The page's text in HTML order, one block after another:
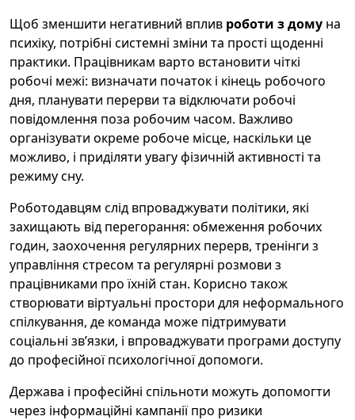
Щоб зменшити негативний вплив роботи з дому на
психіку, потрібні системні зміни та прості щоденні
практики. Працівникам варто встановити чіткі
робочі межі: визначати початок і кінець робочого
дня, планувати перерви та відключати робочі
повідомлення поза робочим часом. Важливо
організувати окреме робоче місце, наскільки це
можливо, і приділяти увагу фізичній активності та
режиму сну.
Роботодавцям слід впроваджувати політики, які
захищають від перегорання: обмеження робочих
годин, заохочення регулярних перерв, тренінги з
управління стресом та регулярні розмови з
працівниками про їхній стан. Корисно також
створювати віртуальні простори для неформального
спілкування, де команда може підтримувати
соціальні зв’язки, і впроваджувати програми доступу
до професійної психологічної допомоги.
Держава і професійні спільноти можуть допомогти
через інформаційні кампанії про ризики